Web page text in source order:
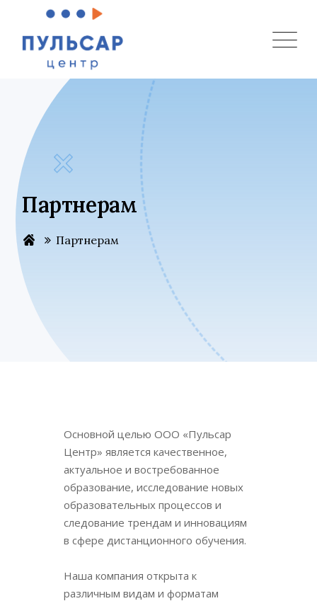
Партнерам
Партнерам
Основной целью ООО «Пульсар
Центр» является качественное,
актуальное и востребованное
образование, исследование новых
образовательных процессов и
следование трендам и инновациям
в сфере дистанционного обучения.
Наша компания открыта к
различным видам и форматам